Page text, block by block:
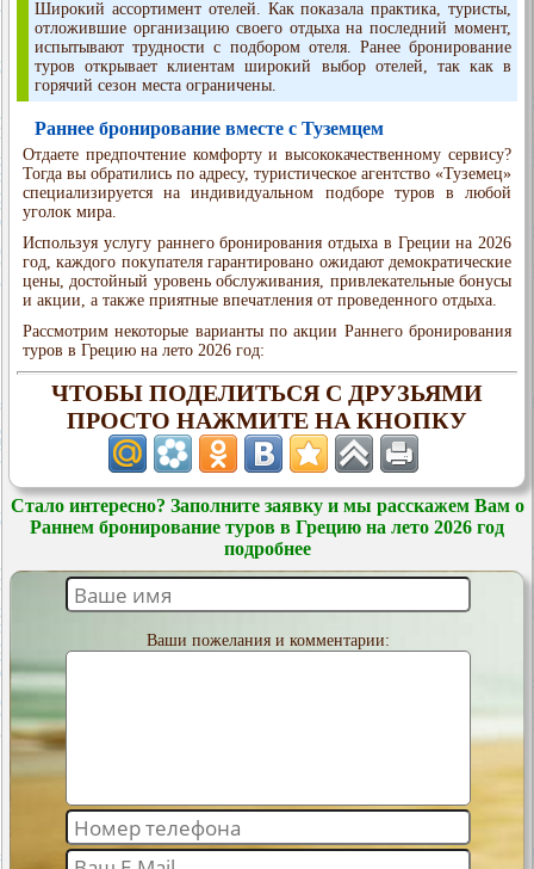
Широкий ассортимент отелей. Как показала практика, туристы,
отложившие организацию своего отдыха на последний момент,
испытывают трудности с подбором отеля. Ранее бронирование
туров открывает клиентам широкий выбор отелей, так как в
горячий сезон места ограничены.
Раннее бронирование вместе с Туземцем
Отдаете предпочтение комфорту и высококачественному сервису?
Тогда вы обратились по адресу, туристическое агентство «Туземец»
специализируется на индивидуальном подборе туров в любой
уголок мира.
Используя услугу раннего бронирования отдыха в Греции на 2026
год, каждого покупателя гарантировано ожидают демократические
цены, достойный уровень обслуживания, привлекательные бонусы
и акции, а также приятные впечатления от проведенного отдыха.
Рассмотрим некоторые варианты по акции Раннего бронирования
туров в Грецию на лето 2026 год:
ЧТОБЫ ПОДЕЛИТЬСЯ С ДРУЗЬЯМИ
ПРОСТО НАЖМИТЕ НА КНОПКУ
Стало интересно? Заполните заявку и мы расскажем Вам о
Раннем бронирование туров в Грецию на лето 2026 год
подробнее
Ваши пожелания и комментарии: